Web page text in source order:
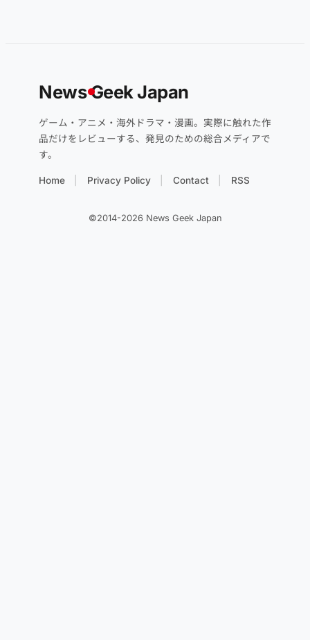
NewsGeek Japan
ゲーム・アニメ・海外ドラマ・漫画。実際に触れた作
品だけをレビューする、発見のための総合メディアで
す。
Home Privacy Policy Contact RSS
©2014-2026 News Geek Japan